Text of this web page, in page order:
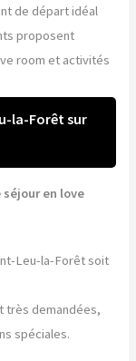
de départ idéal
proposent
room et activités
la-Forêt sur
en love
Leu-la-Forêt soit
très demandées,
spéciales.